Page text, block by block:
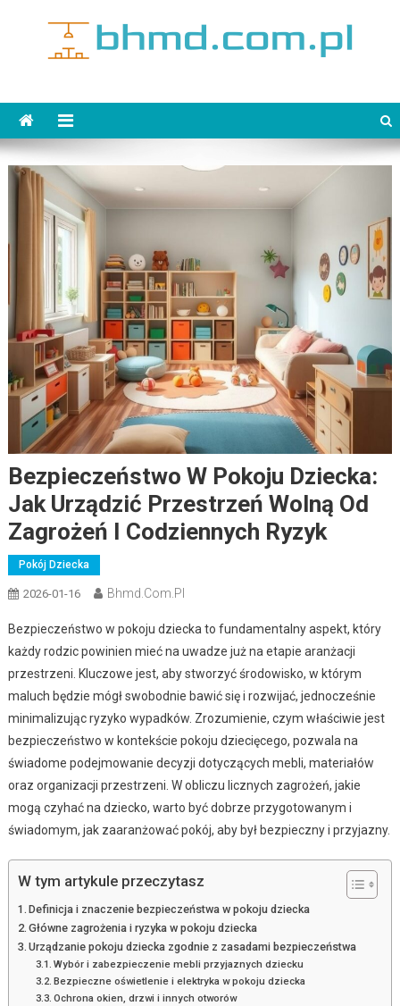
Bezpieczeństwo W Pokoju Dziecka:
Jak Urządzić Przestrzeń Wolną Od
Zagrożeń I Codziennych Ryzyk
Pokój Dziecka
2026-01-16 Bhmd.com.pl
Bezpieczeństwo w pokoju dziecka to fundamentalny aspekt, który
każdy rodzic powinien mieć na uwadze już na etapie aranżacji
przestrzeni. Kluczowe jest, aby stworzyć środowisko, w którym
maluch będzie mógł swobodnie bawić się i rozwijać, jednocześnie
minimalizując ryzyko wypadków. Zrozumienie, czym właściwie jest
bezpieczeństwo w kontekście pokoju dziecięcego, pozwala na
świadome podejmowanie decyzji dotyczących mebli, materiałów
oraz organizacji przestrzeni. W obliczu licznych zagrożeń, jakie
mogą czyhać na dziecko, warto być dobrze przygotowanym i
świadomym, jak zaaranżować pokój, aby był bezpieczny i przyjazny.
W tym artykule przeczytasz
Definicja i znaczenie bezpieczeństwa w pokoju dziecka
Główne zagrożenia i ryzyka w pokoju dziecka
Urządzanie pokoju dziecka zgodnie z zasadami bezpieczeństwa
Wybór i zabezpieczenie mebli przyjaznych dziecku
Bezpieczne oświetlenie i elektryka w pokoju dziecka
Ochrona okien, drzwi i innych otworów